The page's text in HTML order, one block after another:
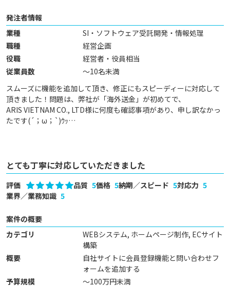
発注者情報
業種
SI・ソフトウェア受託開発・情報処理
職種
経営企画
役職
経営者・役員相当
従業員数
～10名未満
スムーズに機能を追加して頂き、修正にもスピーディーに対応して
頂きました！問題は、弊社が「海外送金」が初めてで、
ARIS VIETNAM CO., LTD様に何度も確認事項があり、申し訳なかっ
たです(´；ω；`)ｳｯ…
とても丁寧に対応していただきました
評価 品質 5価格 5納期／スピード 5対応力 5
業界／業務知識 5
案件の概要
カテゴリ
WEBシステム, ホームページ制作, ECサイト
構築
概要
自社サイトに会員登録機能と問い合わせフ
ォームを追加する
予算規模
～100万円未満